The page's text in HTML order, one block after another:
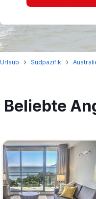
Urlaub Südpazifik
Beliebte